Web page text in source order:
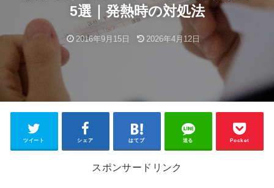
5選｜発熱時の対処法
2016年9月15日 2026年4月12日
ツイート シェア はてブ 送る Pocket
スポンサードリンク